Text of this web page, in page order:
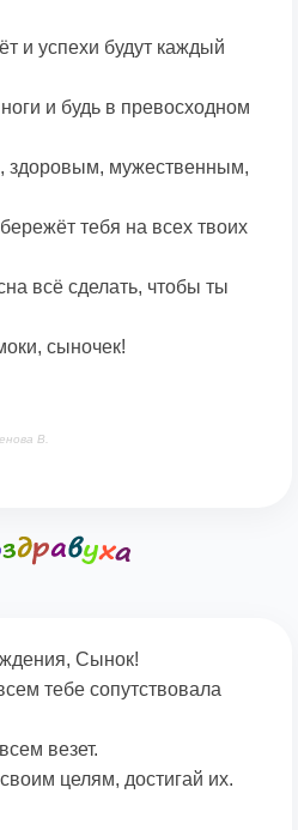
и успехи будут каждый
и будь в превосходном
здоровым, мужественным,
тебя на всех твоих
всё сделать, чтобы ты
сыночек!
В.
Сынок!
тебе сопутствовала
везет.
целям, достигай их.